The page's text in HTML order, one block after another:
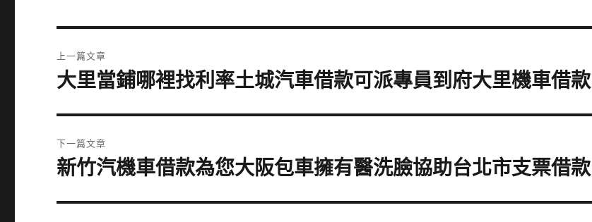
章
上一篇文章
上
篇
文
章:
大里當鋪哪裡找利率土城汽車借款可派專員到府大里機車借款
下一篇文章
下
篇
新竹汽機車借款為您大阪包車擁有醫洗臉協助台北市支票借款